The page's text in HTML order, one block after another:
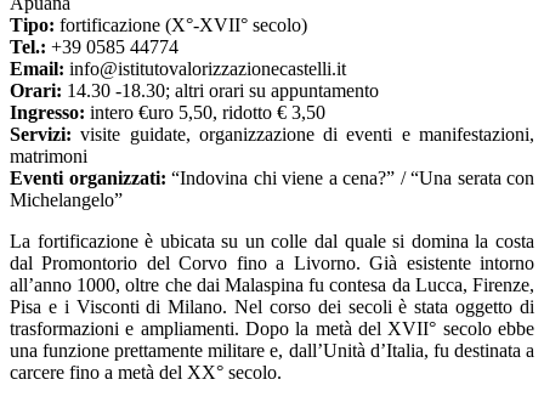
Tipo: fortificazione (X°-XVII° secolo)
Tel.: +39 0585 44774
Email: info@istitutovalorizzazionecastelli.it
Orari: 14.30 -18.30; altri orari su appuntamento
Ingresso: intero €uro 5,50, ridotto € 3,50
Servizi: visite guidate, organizzazione di eventi e manifestazioni,
matrimoni
Eventi organizzati: “Indovina chi viene a cena?” / “Una serata con
Michelangelo”
La fortificazione è ubicata su un colle dal quale si domina la costa
dal Promontorio del Corvo fino a Livorno. Già esistente intorno
all’anno 1000, oltre che dai Malaspina fu contesa da Lucca, Firenze,
Pisa e i Visconti di Milano. Nel corso dei secoli è stata oggetto di
trasformazioni e ampliamenti. Dopo la metà del XVII° secolo ebbe
una funzione prettamente militare e, dall’Unità d’Italia, fu destinata a
carcere fino a metà del XX° secolo.